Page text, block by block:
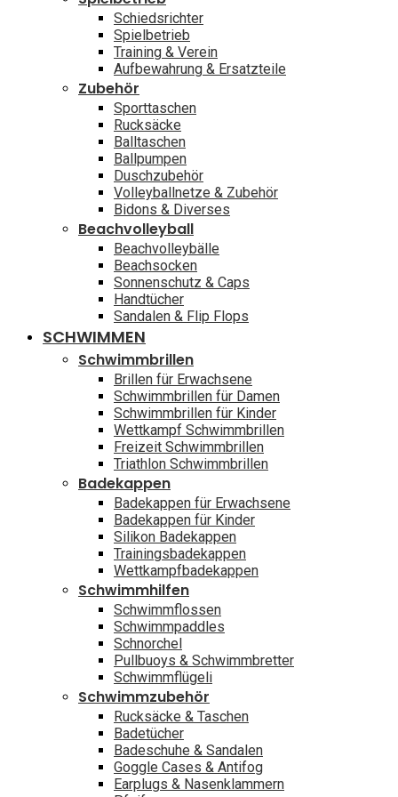
Schiedsrichter
Spielbetrieb
Training & Verein
Aufbewahrung & Ersatzteile
Zubehör
Sporttaschen
Rucksäcke
Balltaschen
Ballpumpen
Duschzubehör
Volleyballnetze & Zubehör
Bidons & Diverses
Beachvolleyball
Beachvolleybälle
Beachsocken
Sonnenschutz & Caps
Handtücher
Sandalen & Flip Flops
SCHWIMMEN
Schwimmbrillen
Brillen für Erwachsene
Schwimmbrillen für Damen
Schwimmbrillen für Kinder
Wettkampf Schwimmbrillen
Freizeit Schwimmbrillen
Triathlon Schwimmbrillen
Badekappen
Badekappen für Erwachsene
Badekappen für Kinder
Silikon Badekappen
Trainingsbadekappen
Wettkampfbadekappen
Schwimmhilfen
Schwimmflossen
Schwimmpaddles
Schnorchel
Pullbuoys & Schwimmbretter
Schwimmflügeli
Schwimmzubehör
Rucksäcke & Taschen
Badetücher
Badeschuhe & Sandalen
Goggle Cases & Antifog
Earplugs & Nasenklammern